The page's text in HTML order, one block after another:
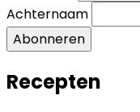
Achternaam
Abonneren
Recepten